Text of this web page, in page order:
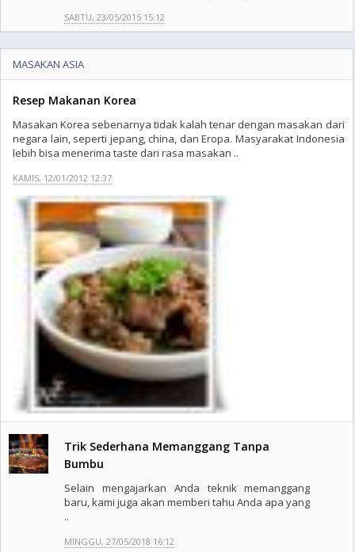
SABTU, 23/05/2015 15:12
MASAKAN ASIA
Resep Makanan Korea
Masakan Korea sebenarnya tidak kalah tenar dengan masakan dari
negara lain, seperti jepang, china, dan Eropa. Masyarakat Indonesia
lebih bisa menerima taste dari rasa masakan ..
KAMIS, 12/01/2012 12:37
Trik Sederhana Memanggang Tanpa
Bumbu
Selain mengajarkan Anda teknik memanggang
baru, kami juga akan memberi tahu Anda apa yang
..
MINGGU, 27/05/2018 16:12